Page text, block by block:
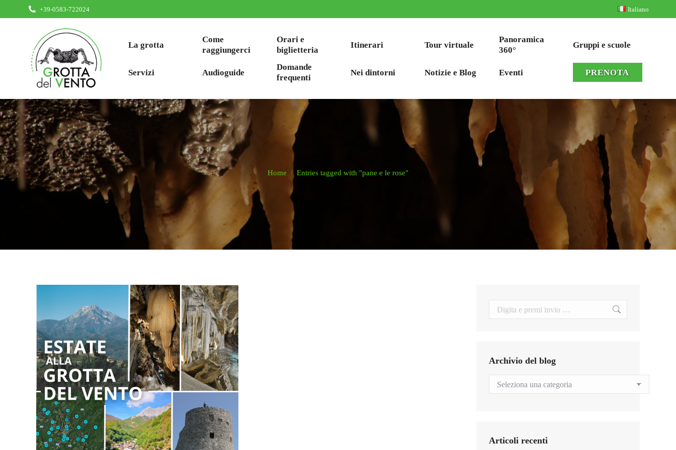
+39-0583-722024 Italiano
La grotta
Come
raggiungerci
Orari e
biglietteria
Itinerari Tour virtuale
Panoramica
360°
Gruppi e scuole
Servizi Audioguide
Domande
frequenti
Nei dintorni Notizie e Blog Eventi PRENOTA
You are here:
Home Entries tagged with "pane e le rose"
Search:
Archivio del blog
Archivio
del
Articoli recenti